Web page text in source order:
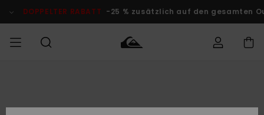
Produktinformation
DOPPELTER RABATT -25 % zusätzlich auf den gesamten